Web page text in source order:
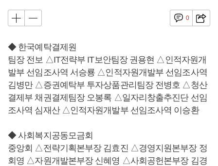
0
◆ 한국예탁결제원
팀장 전보 △IT전략부 IT보안팀장 권용현 △인적자원개
발부 선임조사역 서승룡 △인적자원개발부 선임조사역
김병만 △증권예탁부 투자상품관리팀장 전병호 △청산
결제부 채권결제팀장 오봉록 △일자리창출추진단 선임
조사역 심재산 △인적자원개발부 선임조사역 이승환
◆ 사회복지공동모금회
중앙회 △전략기획본부장 김효진 △경영지원본부장 정
회영 △자원개발본부장 신혜영 △사회공헌본부장 김경